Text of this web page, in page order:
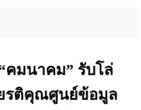
คมนาคม” รับโล่
รติคุณศูนย์ข้อมูล